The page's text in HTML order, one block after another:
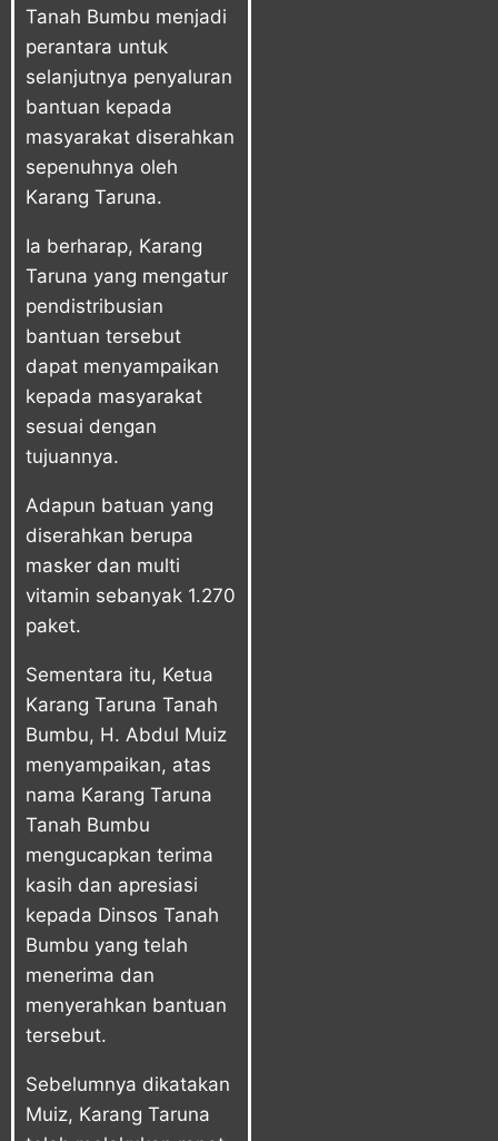
Tanah Bumbu menjadi
perantara untuk
selanjutnya penyaluran
bantuan kepada
masyarakat diserahkan
sepenuhnya oleh
Karang Taruna.
Ia berharap, Karang
Taruna yang mengatur
pendistribusian
bantuan tersebut
dapat menyampaikan
kepada masyarakat
sesuai dengan
tujuannya.
Adapun batuan yang
diserahkan berupa
masker dan multi
vitamin sebanyak 1.270
paket.
Sementara itu, Ketua
Karang Taruna Tanah
Bumbu, H. Abdul Muiz
menyampaikan, atas
nama Karang Taruna
Tanah Bumbu
mengucapkan terima
kasih dan apresiasi
kepada Dinsos Tanah
Bumbu yang telah
menerima dan
menyerahkan bantuan
tersebut.
Sebelumnya dikatakan
Muiz, Karang Taruna